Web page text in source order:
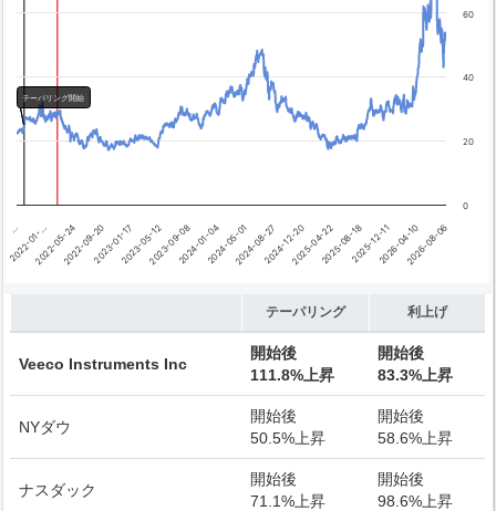
テーパリング開始
…
2022-01-…2022-05-242022-09-202023-01-172023-05-122023-09-082024-01-042024-05-012024-08-272024-12-202025-04-222025-08-182025-12-112026-04-102026-08-06
0
20
40
60
テーパリング 利上げ
Veeco Instruments Inc
開始後
111.8%上昇
開始後
83.3%上昇
NYダウ
開始後
50.5%上昇
開始後
58.6%上昇
ナスダック
開始後
71.1%上昇
開始後
98.6%上昇